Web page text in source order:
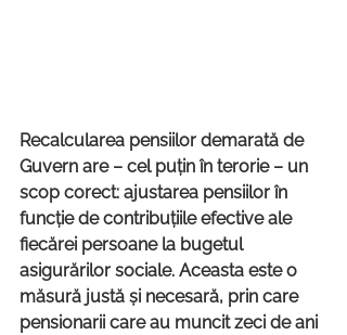
Recalcularea pensiilor demarată de
Guvern are – cel puțin în terorie – un
scop corect: ajustarea pensiilor în
funcție de contribuțiile efective ale
fiecărei persoane la bugetul
asigurărilor sociale. Aceasta este o
măsură justă și necesară, prin care
pensionarii care au muncit zeci de ani